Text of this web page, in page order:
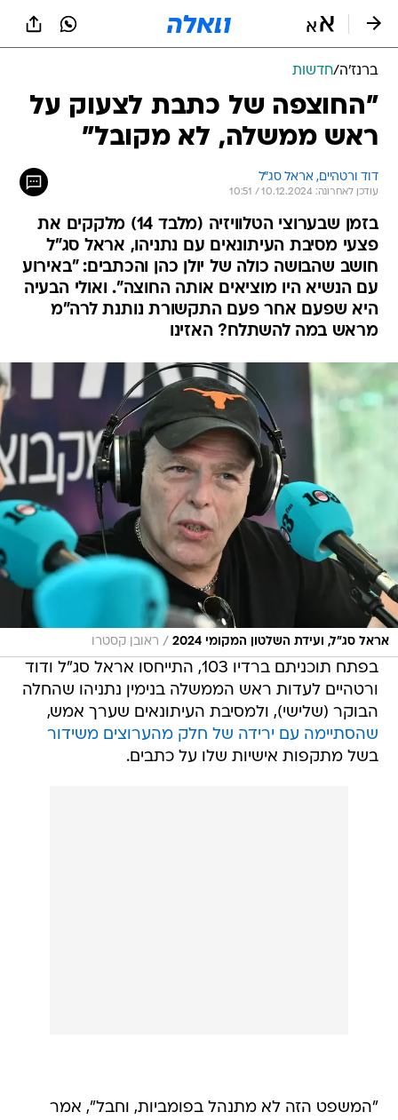
ברנז'ה/חדשות
"החוצפה של כתבת לצעוק על
ראש ממשלה, לא מקובל"
דוד ורטהיים, אראל סג"ל
עודכן לאחרונה: 10.12.2024 / 10:51
בזמן שבערוצי הטלוויזיה (מלבד 14) מלקקים את
פצעי מסיבת העיתונאים עם נתניהו, אראל סג"ל
חושב שהבושה כולה של יולן כהן והכתבים: "באירוע
עם הנשיא היו מוציאים אותה החוצה". ואולי הבעיה
היא שפעם אחר פעם התקשורת נותנת לרה"מ
מראש במה להשתלח? האזינו
אראל סג"ל, ועידת השלטון המקומי 2024 / ראובן קסטרו
בפתח תוכניתם ברדיו 103, התייחסו אראל סג"ל ודוד
ורטהיים לעדות ראש הממשלה בנימין נתניהו שהחלה
הבוקר (שלישי), ולמסיבת העיתונאים שערך אמש,
שהסתיימה עם ירידה של חלק מהערוצים משידור
בשל מתקפות אישיות שלו על כתבים.
"המשפט הזה לא מתנהל בפומביות, וחבל", אמר